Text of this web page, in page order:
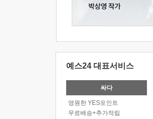
예스24 대표서비스
싸다
영원한 YES포인트
무료배송+추가적립